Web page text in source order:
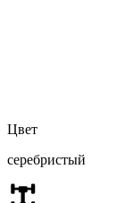
Цвет
серебристый